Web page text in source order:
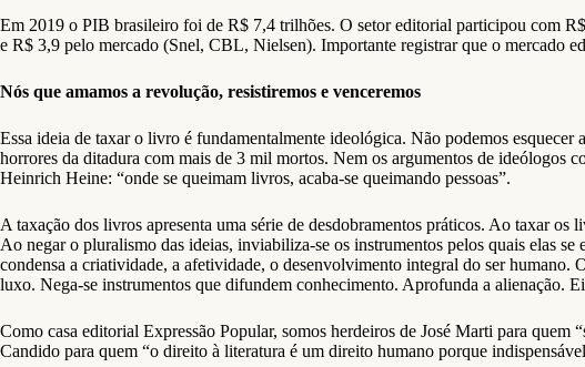
Em 2019 o PIB brasileiro foi de R$ 7,4 trilhões. O setor editorial participou com
e R$ 3,9 pelo mercado (Snel, CBL, Nielsen). Importante registrar que o mercado
Nós que amamos a revolução, resistiremos e venceremos
Essa ideia de taxar o livro é fundamentalmente ideológica. Não podemos
horrores da ditadura com mais de 3 mil mortos. Nem os argumentos de ideólogos
Heinrich Heine: “onde se queimam livros, acaba-se queimando pessoas”.
A taxação dos livros apresenta uma série de desdobramentos práticos. Ao taxar
Ao negar o pluralismo das ideias, inviabiliza-se os instrumentos pelos quais elas
condensa a criatividade, a afetividade, o desenvolvimento integral do ser
luxo. Nega-se instrumentos que difundem conhecimento. Aprofunda a alienação.
Como casa editorial Expressão Popular, somos herdeiros de José Marti para
Candido para quem “o direito à literatura é um direito humano porque